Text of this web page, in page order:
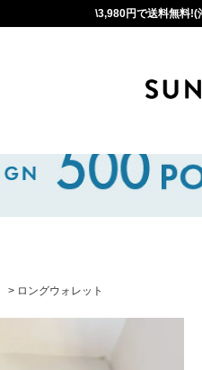
\3,980円で送料無料!(
ロングウォレット